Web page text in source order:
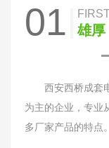
01 雄厚
西安西桥成套
为主的企业，专业
多厂家产品的特点。